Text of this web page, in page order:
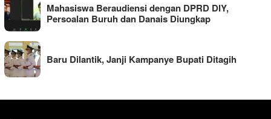
Mahasiswa Beraudiensi dengan DPRD DIY,
Persoalan Buruh dan Danais Diungkap
Baru Dilantik, Janji Kampanye Bupati Ditagih